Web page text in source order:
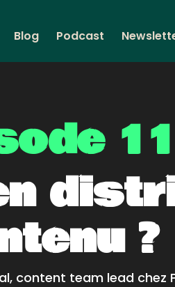
Blog Podcast
11
?
content team lead chez